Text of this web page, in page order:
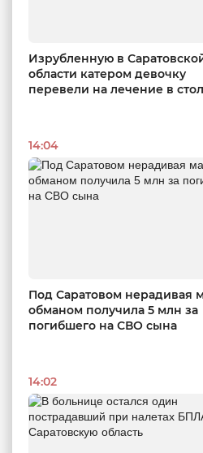
Изрубленную в
области катером девочку
перевели на лечение в
14:04
Под Саратовом нерадивая
обманом получила 5 млн за
погибшего на СВО сына
14:02